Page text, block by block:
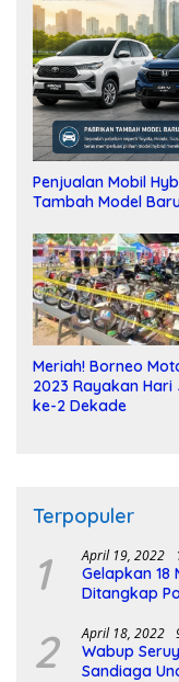
Penjualan Mobil
Tambah Model
Meriah! Borneo
2023 Rayakan Hari
ke-2 Dekade
Terpopuler
1 April 19, 2022
Gelapkan 18
Ditangkap
2 April 18, 2022
Wabup
Sandiaga